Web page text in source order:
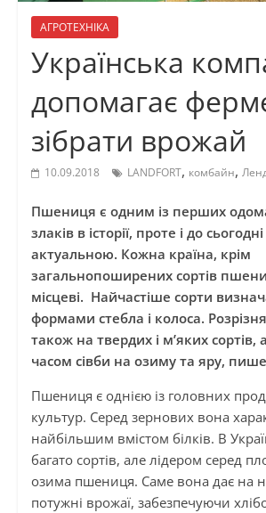
АГРОТЕХНІКА
Українська
допомагає
зібрати врожай
10.09.2018 LANDFORT, комбайн,
Пшениця є одним із перших
злаків в історії, проте і до
актуальною. Кожна країна, крім
загальнопоширених сортів
місцеві. Найчастіше сорти
формами стебла і колоса.
також на твердих і м’яких сортів,
часом сівби на озиму та яру, пише
Пшениця є однією із головних
культур. Серед зернових вона
найбільшим вмістом білків. В
багато сортів, але лідером серед
озима пшениця. Саме вона дає на
потужні врожаї, забезпечуючи